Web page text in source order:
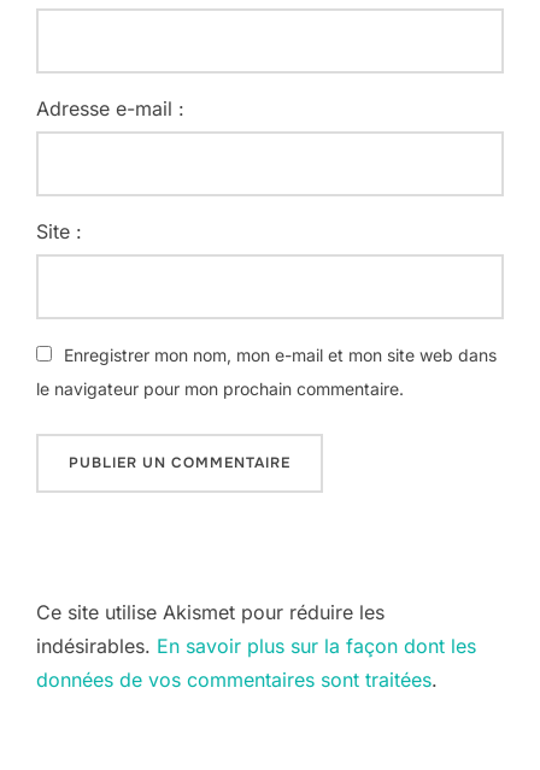
Adresse e-mail :
Site :
Enregistrer mon nom, mon e-mail et mon site web dans
le navigateur pour mon prochain commentaire.
Ce site utilise Akismet pour réduire les
indésirables. En savoir plus sur la façon dont les
données de vos commentaires sont traitées.